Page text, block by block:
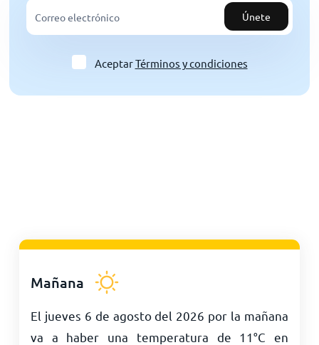
Únete
AceptarTérminos y condiciones
Mañana
El jueves 6 de agosto del 2026 por la mañana
va a haber una temperatura de 11°C en